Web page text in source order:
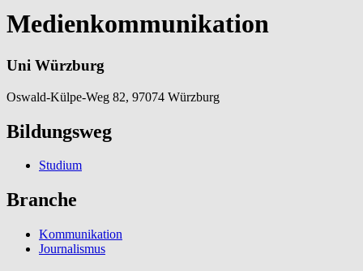
Medienkommunikation
Uni Würzburg
Oswald-Külpe-Weg 82, 97074 Würzburg
Bildungsweg
Studium
Branche
Kommunikation
Journalismus